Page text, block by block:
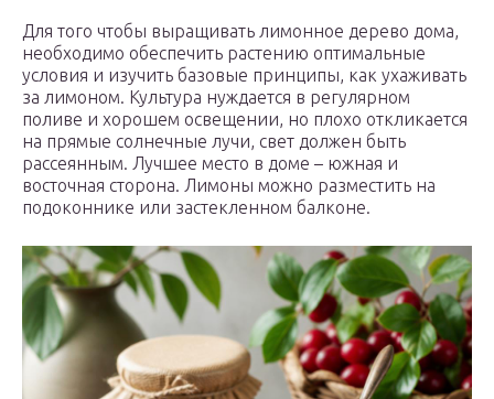
Для того чтобы выращивать лимонное дерево дома,
необходимо обеспечить растению оптимальные
условия и изучить базовые принципы, как ухаживать
за лимоном. Культура нуждается в регулярном
поливе и хорошем освещении, но плохо откликается
на прямые солнечные лучи, свет должен быть
рассеянным. Лучшее место в доме – южная и
восточная сторона. Лимоны можно разместить на
подоконнике или застекленном балконе.